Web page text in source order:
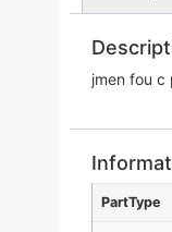
jmen fou c
PartType